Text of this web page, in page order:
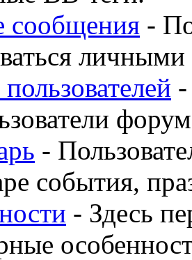
сообщения -
-
события,
- Здесь